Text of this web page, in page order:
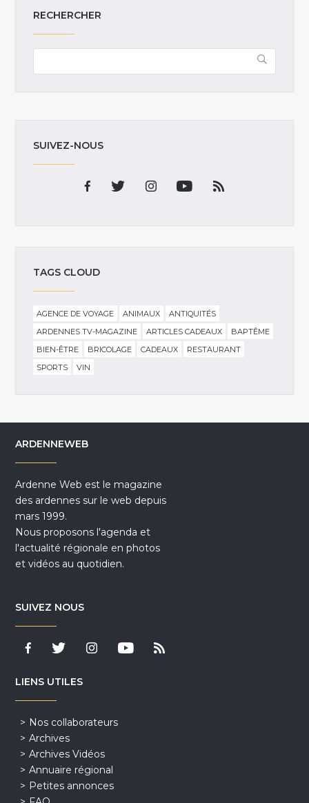
RECHERCHER
SUIVEZ-NOUS
TAGS CLOUD
AGENCE DE VOYAGE ANIMAUX
ANTIQUITÉS
ARDENNES TV-MAGAZINE
ARTICLES CADEAUX
BAPTÊME
BIEN-ÊTRE
BRICOLAGE CADEAUX
RESTAURANT
SPORTS
VIN
ARDENNEWEB
Ardenne Web est le magazine
des ardennes sur le web depuis
mars 1999.
Nous proposons l'agenda et
l'actualité régionale en photos
et vidéos au quotidien.
SUIVEZ NOUS
LIENS UTILES
Nos collaborateurs
Archives
Archives Vidéos
Annuaire régional
Petites annonces